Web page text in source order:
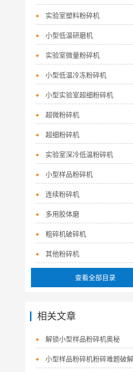
实验室塑料粉碎机
小型低温研磨机
实验室微量粉碎机
小型低温冷冻粉碎机
小型实验室超细粉碎机
超微粉碎机
超细粉碎机
实验室深冷低温粉碎机
小型样品粉碎机
连续粉碎机
多用胶体磨
粗碎机破碎机
其他粉碎机
查看全部目录
相关文章
解锁小型样品粉碎机奥秘
小型样品粉碎机粉碎难题破解